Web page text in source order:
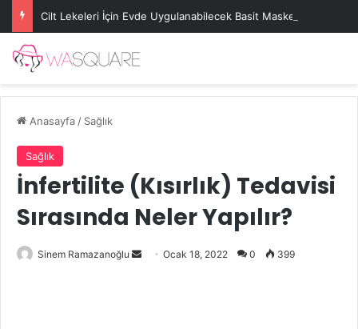
Cilt Lekeleri İçin Evde Uygulanabilecek Basit Maskeler
Anasayfa/ Sağlık
Sağlık
İnfertilite (Kısırlık) Tedavisi
Sırasında Neler Yapılır?
Sinem Ramazanoğlu
Bir
Ocak 18, 2022 0 399